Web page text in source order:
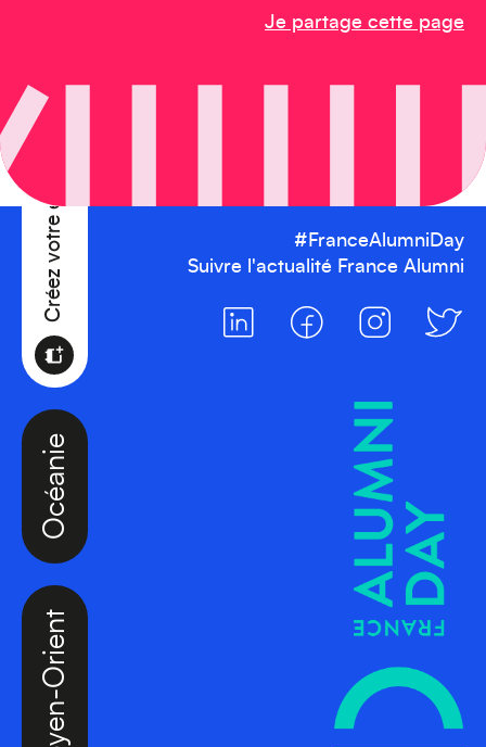
Je partage cette page
Moyen-Orient
Océanie
Créez votre événement
#FranceAlumniDay
Suivre l'actualité France Alumni